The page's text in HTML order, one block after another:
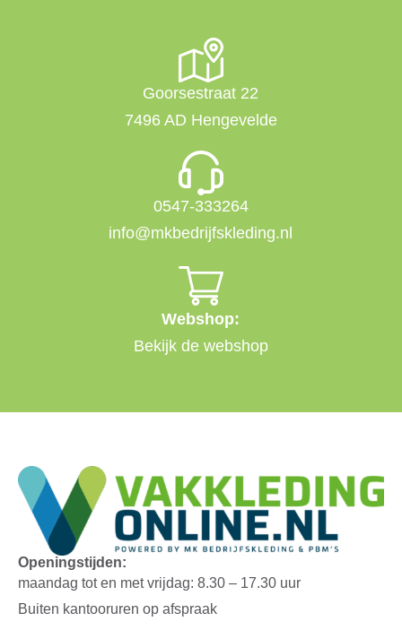
Goorsestraat 22
7496 AD Hengevelde
0547-333264
info@mkbedrijfskleding.nl
Webshop:
Bekijk de webshop
Openingstijden:
maandag tot en met vrijdag: 8.30 – 17.30 uur
Buiten kantooruren op afspraak